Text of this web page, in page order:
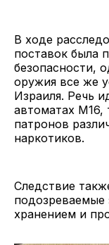
В ходе
поставок была
безопасности,
оружия все же
Израиля. Речь
автоматах
патронов
наркотиков.
Следствие
подозреваемые
хранением и